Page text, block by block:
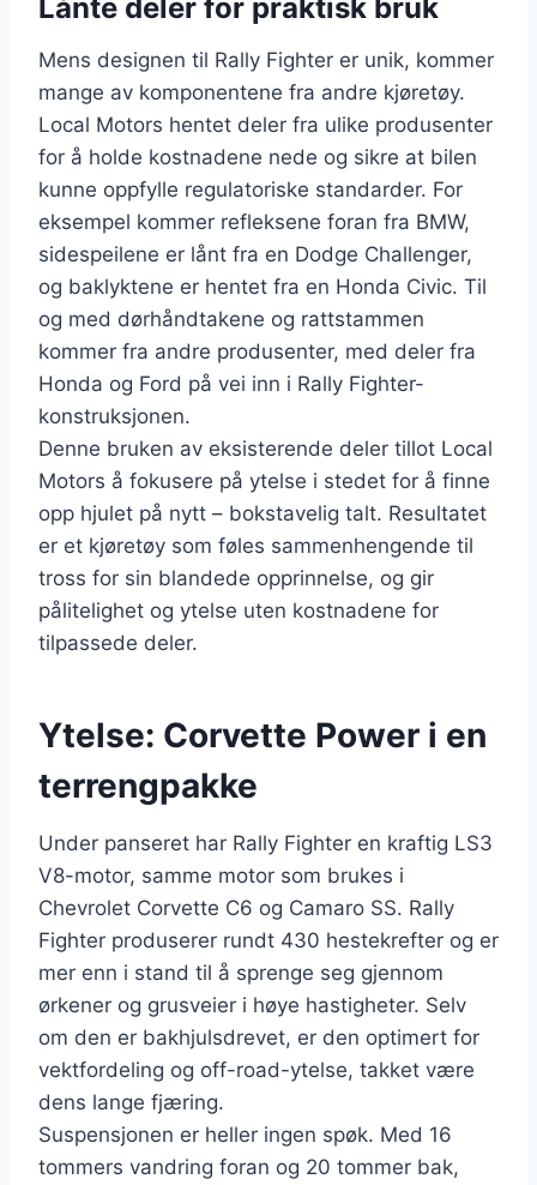
Lånte deler for praktisk bruk
Mens designen til Rally Fighter er unik, kommer
mange av komponentene fra andre kjøretøy.
Local Motors hentet deler fra ulike produsenter
for å holde kostnadene nede og sikre at bilen
kunne oppfylle regulatoriske standarder. For
eksempel kommer refleksene foran fra BMW,
sidespeilene er lånt fra en Dodge Challenger,
og baklyktene er hentet fra en Honda Civic. Til
og med dørhåndtakene og rattstammen
kommer fra andre produsenter, med deler fra
Honda og Ford på vei inn i Rally Fighter-
konstruksjonen.
Denne bruken av eksisterende deler tillot Local
Motors å fokusere på ytelse i stedet for å finne
opp hjulet på nytt – bokstavelig talt. Resultatet
er et kjøretøy som føles sammenhengende til
tross for sin blandede opprinnelse, og gir
pålitelighet og ytelse uten kostnadene for
tilpassede deler.
Ytelse: Corvette Power i en
terrengpakke
Under panseret har Rally Fighter en kraftig LS3
V8-motor, samme motor som brukes i
Chevrolet Corvette C6 og Camaro SS. Rally
Fighter produserer rundt 430 hestekrefter og er
mer enn i stand til å sprenge seg gjennom
ørkener og grusveier i høye hastigheter. Selv
om den er bakhjulsdrevet, er den optimert for
vektfordeling og off-road-ytelse, takket være
dens lange fjæring.
Suspensjonen er heller ingen spøk. Med 16
tommers vandring foran og 20 tommer bak,